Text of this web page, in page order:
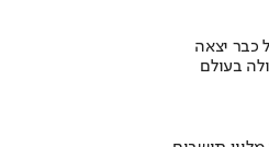
כבר יצאה
בעולם